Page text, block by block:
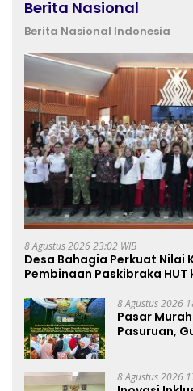
Berita Nasional
Berita Nasional Indonesia
8 Agustus 2026 23:02 WIB
Desa Bahagia Perkuat Nilai
Pembinaan Paskibraka HUT
8 Agustus 2026
Pasar
Pasuruan,
8 Agustus 2026